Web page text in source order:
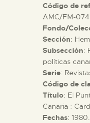
█
EL
Código de
AMC/FM-
Fondo/
Sección:
Subsección:
políticas
Serie:
Código de
Título: El
Canaria :
Fechas: